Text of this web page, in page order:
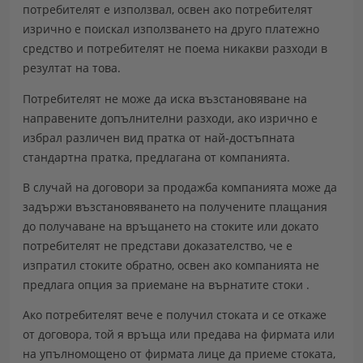
потребителят е използвал, освен ако потребителят
изрично е поискал използването на друго платежно
средство и потребителят не поема никакви разходи в
резултат на това.
Потребителят не може да иска възстановяване на
направените допълнителни разходи, ако изрично е
избрал различен вид пратка от най-достъпната
стандартна пратка, предлагана от компанията.
В случай на договори за продажба компанията може да
задържи възстановяването на получените плащания
до получаване на връщането на стоките или докато
потребителят не представи доказателство, че е
изпратил стоките обратно, освен ако компанията не
предлага опция за приемане на върнатите стоки .
Ако потребителят вече е получил стоката и се откаже
от договора, той я връща или предава на фирмата или
на упълномощено от фирмата лице да приеме стоката,